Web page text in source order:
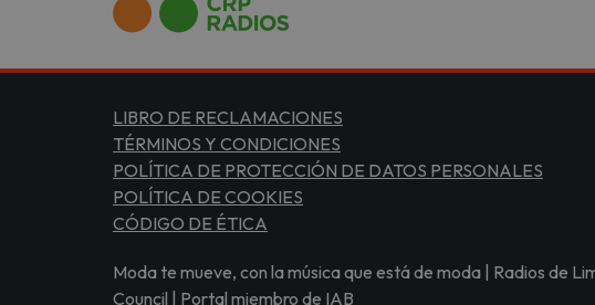
LIBRO DE RECLAMACIONES
TÉRMINOS Y CONDICIONES
POLÍTICA DE PROTECCIÓN DE DATOS PERSONALES
POLÍTICA DE COOKIES
CÓDIGO DE ÉTICA
Moda te mueve, con la música que está de moda | Radios de
Council | Portal miembro de IAB